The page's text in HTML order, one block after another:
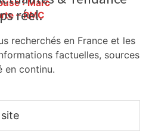
: Marc
– RMC
réel.
recherchés en France et les
factuelles, sources
en continu.